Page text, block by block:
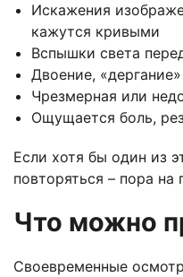
Искажения
кажутся кривыми
Вспышки света
Двоение,
Чрезмерная или
Ощущается боль,
Если хотя бы один из
повторяться – пора на
Что можно
Своевременные